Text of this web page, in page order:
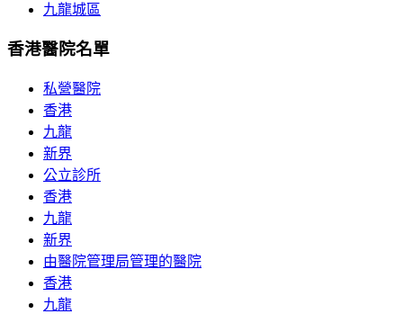
九龍城區
香港醫院名單
私營醫院
香港
九龍
新界
公立診所
香港
九龍
新界
由醫院管理局管理的醫院
香港
九龍